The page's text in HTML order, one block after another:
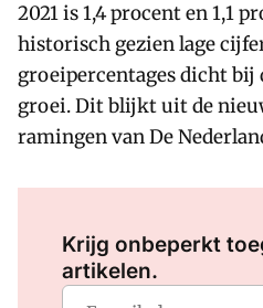
2021 is 1,4 procent en 1,1
historisch gezien lage
groeipercentages dicht
groei. Dit blijkt uit de
ramingen van De
Krijg onbeperkt
artikelen.